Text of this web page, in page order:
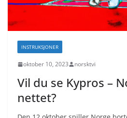
INSTRUKSJONER
oktober 10, 2023 norsktvi
Vil du se Kypros –
nettet?